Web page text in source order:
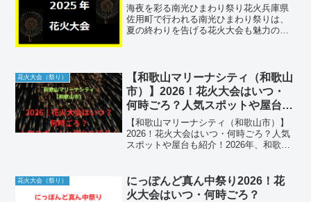
海夜を彩る南光ひまわり祭り花火兵庫県
佐用町で行われる南光ひまわり祭りは、
夏の終わりを告げる花火大会も魅力の一
を詳しくご紹介します...
花火大会（祭り）
【和歌山マリーナシティ（和歌山
市）】2026！花火大会はいつ・
何時ごろ？人気スポットや屋台も
紹介！
【和歌山マリーナシティ（和歌山市）】
2026！花火大会はいつ・何時ごろ？人気
スポットや屋台も紹介！2026年、和歌山
されます。和歌山マリーナシティの西側
防波堤を舞台...
花火大会（祭り）
にっぽんど真ん中祭り2026！花
火大会はいつ・何時ごろ？